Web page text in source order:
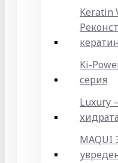
Keratin
кератин
Ki-
серия
Luxury
MAQUI